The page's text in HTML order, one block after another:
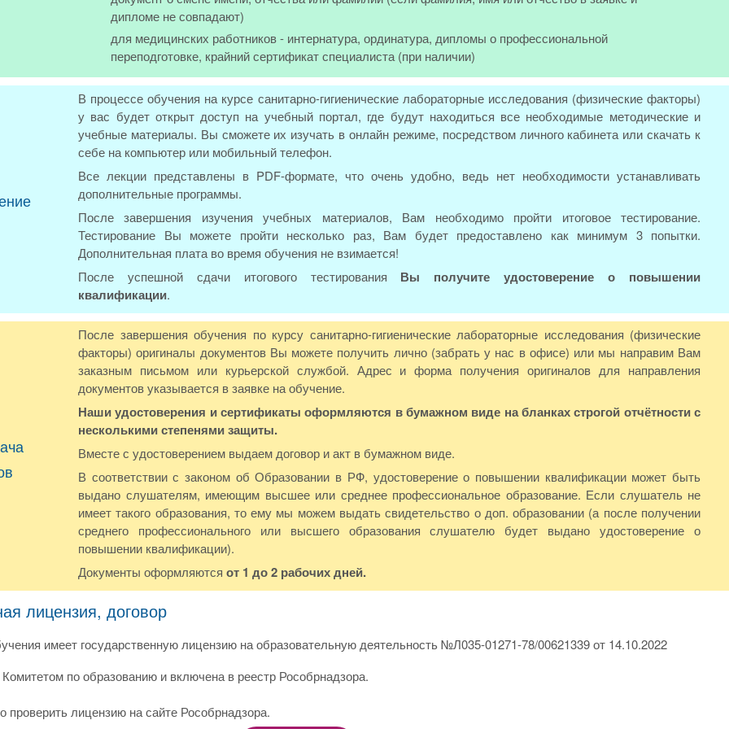
дипломе не совпадают)
для медицинских работников - интернатура, ординатура, дипломы о профессиональной
переподготовке, крайний сертификат специалиста (при наличии)
В процессе обучения на курсе санитарно-гигиенические лабораторные исследования (физические факторы)
у вас будет открыт доступ на учебный портал, где будут находиться все необходимые методические и
учебные материалы. Вы сможете их изучать в онлайн режиме, посредством личного кабинета или скачать к
себе на компьютер или мобильный телефон.
Все лекции представлены в PDF-формате, что очень удобно, ведь нет необходимости устанавливать
дополнительные программы.
После завершения изучения учебных материалов, Вам необходимо пройти итоговое тестирование.
Тестирование Вы можете пройти несколько раз, Вам будет предоставлено как минимум 3 попытки.
Дополнительная плата во время обучения не взимается!
После успешной сдачи итогового тестирования Вы получите удостоверение о повышении
квалификации.
После завершения обучения по курсу санитарно-гигиенические лабораторные исследования (физические
факторы) оригиналы документов Вы можете получить лично (забрать у нас в офисе) или мы направим Вам
заказным письмом или курьерской службой. Адрес и форма получения оригиналов для направления
документов указывается в заявке на обучение.
Наши удостоверения и сертификаты оформляются в бумажном виде на бланках строгой отчётности с
несколькими степенями защиты.
Вместе с удостоверением выдаем договор и акт в бумажном виде.
В соответствии с законом об Образовании в РФ, удостоверение о повышении квалификации может быть
выдано слушателям, имеющим высшее или среднее профессиональное образование. Если слушатель не
имеет такого образования, то ему мы можем выдать свидетельство о доп. образовании (а после получении
среднего профессионального или высшего образования слушателю будет выдано удостоверение о
повышении квалификации).
Документы оформляются от 1 до 2 рабочих дней.
лицензия, договор
имеет государственную лицензию на образовательную деятельность №Л035-01271-78/00621339 от 14.10.2022
по образованию и включена в реестр Рособрнадзора.
лицензию на сайте Рособрнадзора.